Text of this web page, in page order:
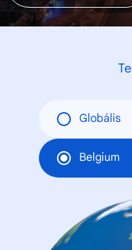
Globális
Belgium